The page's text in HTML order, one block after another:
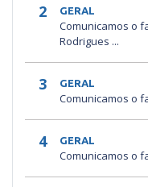
2 GERAL
Comunicamos o
Rodrigues ...
3 GERAL
Comunicamos o
4 GERAL
Comunicamos o